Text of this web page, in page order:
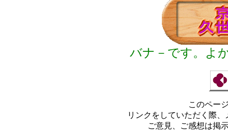
バナ－です。よ
このペー
リンクをしていただく際
ご意見、ご感想は掲